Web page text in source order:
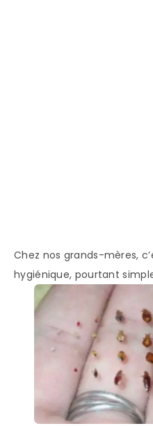
Chez nos grands-mères,
hygiénique, pourtant